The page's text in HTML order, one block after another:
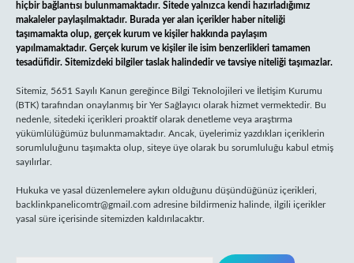
hiçbir bağlantısı bulunmamaktadır. Sitede yalnızca kendi hazırladığımız
makaleler paylaşılmaktadır. Burada yer alan içerikler haber niteliği
taşımamakta olup, gerçek kurum ve kişiler hakkında paylaşım
yapılmamaktadır. Gerçek kurum ve kişiler ile isim benzerlikleri tamamen
tesadüfidir. Sitemizdeki bilgiler taslak halindedir ve tavsiye niteliği taşımazlar.
Sitemiz, 5651 Sayılı Kanun gereğince Bilgi Teknolojileri ve İletişim Kurumu
(BTK) tarafından onaylanmış bir Yer Sağlayıcı olarak hizmet vermektedir. Bu
nedenle, sitedeki içerikleri proaktif olarak denetleme veya araştırma
yükümlülüğümüz bulunmamaktadır. Ancak, üyelerimiz yazdıkları içeriklerin
sorumluluğunu taşımakta olup, siteye üye olarak bu sorumluluğu kabul etmiş
sayılırlar.
Hukuka ve yasal düzenlemelere aykırı olduğunu düşündüğünüz içerikleri,
backlinkpanelicomtr@gmail.com adresine bildirmeniz halinde, ilgili içerikler
yasal süre içerisinde sitemizden kaldırılacaktır.